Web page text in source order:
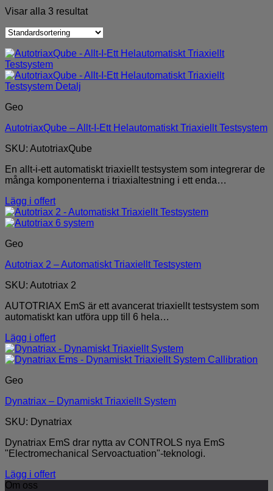
Visar alla 3 resultat
Geo
AutotriaxQube – Allt-I-Ett Helautomatiskt Triaxiellt Testsystem
SKU: AutotriaxQube
En allt-i-ett automatiskt triaxiellt testsystem som integrerar de
många komponenterna i triaxialtestning i ett enda…
Lägg i offert
Geo
Autotriax 2 – Automatiskt Triaxiellt Testsystem
SKU: Autotriax 2
AUTOTRIAX EmS är ett avancerat triaxiellt testsystem som
automatiskt kan utföra upp till 6 hela…
Lägg i offert
Geo
Dynatriax – Dynamiskt Triaxiellt System
SKU: Dynatriax
Dynatriax EmS drar nytta av CONTROLS nya EmS
"Electromechanical Servoactuation"-teknologi.
Lägg i offert
Om oss